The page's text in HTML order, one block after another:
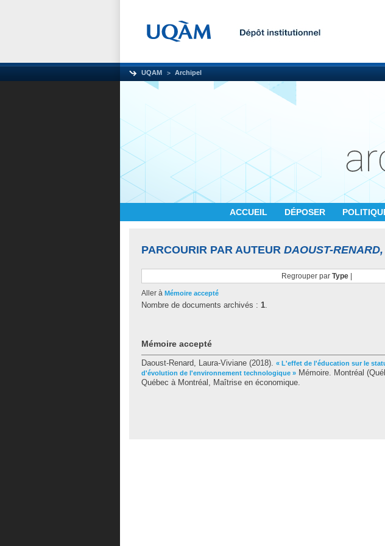
UQAM Archipel
ACCUEIL DÉPOSER
PARCOURIR PAR AUTEUR DAOUST-
Regrouper par Type|
Aller à Mémoire accepté
Nombre de documents archivés : 1.
Mémoire accepté
Daoust-Renard, Laura-Viviane (2018). « L'effet de l'éducation sur le
d'évolution de l'environnement technologique » Mémoire. Montréal
Québec à Montréal, Maîtrise en économique.